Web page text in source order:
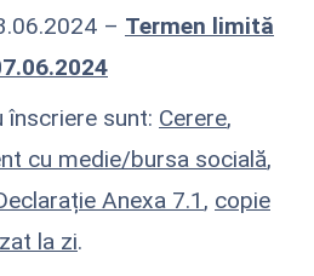
– Termen limită
înscriere sunt: Cerere,
cu medie/bursa socială,
Anexa 7.1 , copie
la zi.